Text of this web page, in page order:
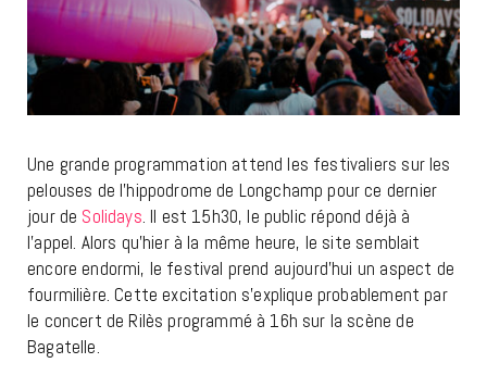
Une grande programmation attend les festivaliers sur les
pelouses de l’hippodrome de Longchamp pour ce dernier
jour de Solidays. Il est 15h30, le public répond déjà à
l’appel. Alors qu’hier à la même heure, le site semblait
encore endormi, le festival prend aujourd’hui un aspect de
fourmilière. Cette excitation s’explique probablement par
le concert de Rilès programmé à 16h sur la scène de
Bagatelle.